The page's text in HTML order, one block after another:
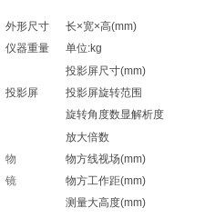
外形尺寸
仪器重量
长×宽×高(mm)
单位:kg
投影屏
投影屏尺寸(mm)
投影屏旋转范围
旋转角度数显解析度
物
镜
放大倍数
物方线视场(mm)
物方工作距(mm)
测量大高度(mm)